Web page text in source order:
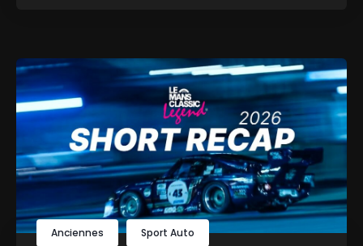
Anciennes Sport Auto